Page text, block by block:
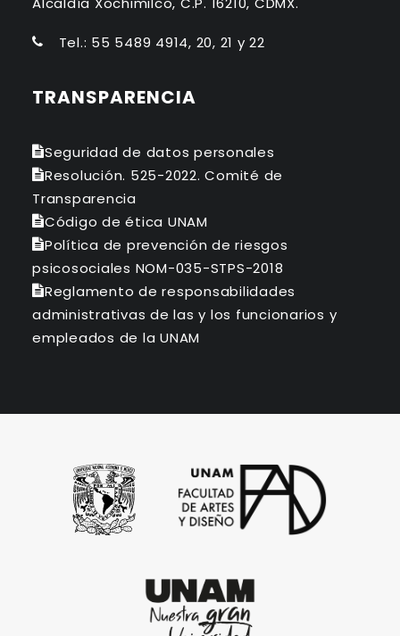
Tel.: 55 5489 4914, 20, 21 y 22
TRANSPARENCIA
Seguridad de datos personales
Resolución. 525-2022. Comité de
Transparencia
Código de ética UNAM
Política de prevención de riesgos
psicosociales NOM-035-STPS-2018
Reglamento de responsabilidades
administrativas de las y los funcionarios y
empleados de la UNAM